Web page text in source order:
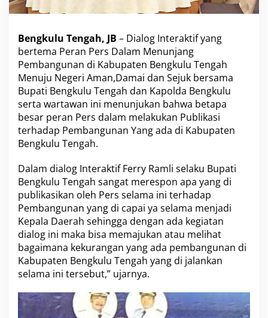
g
P
e
m
b
a
n
g
u
B
e
n
g
k
u
l
u
T
e
n
g
a
h
Bengkulu Tengah, JB – Dialog Interaktif yang
bertema Peran Pers Dalam Menunjang
Pembangunan di Kabupaten Bengkulu Tengah
Menuju Negeri Aman,Damai dan Sejuk bersama
Bupati Bengkulu Tengah dan Kapolda Bengkulu
serta wartawan ini menunjukan bahwa betapa
besar peran Pers dalam melakukan Publikasi
terhadap Pembangunan Yang ada di Kabupaten
Bengkulu Tengah.
Dalam dialog Interaktif Ferry Ramli selaku Bupati
Bengkulu Tengah sangat merespon apa yang di
publikasikan oleh Pers selama ini terhadap
Pembangunan yang di capai ya selama menjadi
Kepala Daerah sehingga dengan ada kegiatan
dialog ini maka bisa memajukan atau melihat
bagaimana kekurangan yang ada pembangunan di
Kabupaten Bengkulu Tengah yang di jalankan
selama ini tersebut,” ujarnya.